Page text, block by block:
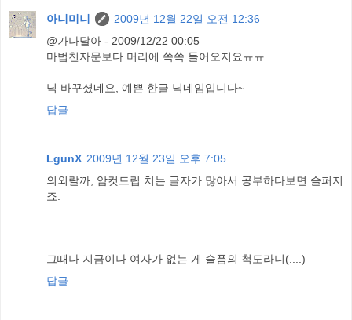
아니미니
2009년 12월 22일 오전 12:36
@가나달아 - 2009/12/22 00:05
마법천자문보다 머리에 쏙쏙 들어오지요ㅠㅠ
닉 바꾸셨네요, 예쁜 한글 닉네임입니다~
답글
LgunX 2009년 12월 23일 오후 7:05
의외랄까, 암컷드립 치는 글자가 많아서 공부하다보면 슬퍼지
죠.
그때나 지금이나 여자가 없는 게 슬픔의 척도라니(....)
답글